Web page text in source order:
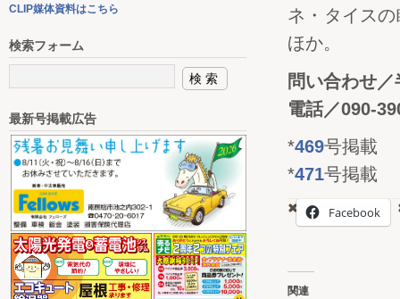
ネ・タイス
ほか。
問い合わせ
電話／090-
*469号掲載
*471号掲載
Facebook
関連
CLIP媒体資料はこちら
検索フォーム
最新号掲載広告